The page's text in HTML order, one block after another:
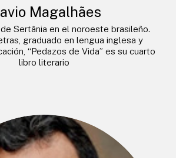
Magalhães
Sertânia en el noroeste brasileño.
graduado en lengua inglesa y
“Pedazos de Vida” es su cuarto
libro literario